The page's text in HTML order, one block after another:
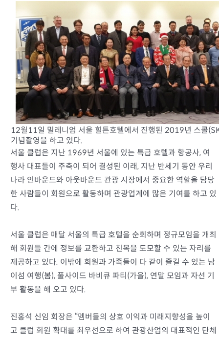
12월11일 밀레니엄 서울 힐튼호텔에서 진행된 2019년 스콜
기념촬영을 하고 있다.
서울 클럽은 지난 1969년 서울에 있는 특급 호텔과 항공사, 여
행사 대표들이 주축이 되어 결성된 이래, 지난 반세기 동안 우리
나라 인바운드와 아웃바운드 관광 시장에서 중요한 역할을 담당
한 사람들이 회원으로 활동하며 관광업계에 많은 기여를 하고 있
다.
서울 클럽은 매달 서울의 특급 호텔을 순회하며 정규모임을 개최
해 회원들 간에 정보를 교환하고 친목을 도모할 수 있는 자리를
제공하고 있다. 이밖에 회원과 가족들이 다 같이 즐길 수 있는 남
이섬 여행(봄), 풀사이드 바비큐 파티(가을), 연말 모임과 자선 기
부 활동을 해 오고 있다.
진홍석 신임 회장은 “멤버들의 상호 이익과 미래지향성을 높이
고 클럽 회원 확대를 최우선으로 하여 관광산업의 대표적인 단체